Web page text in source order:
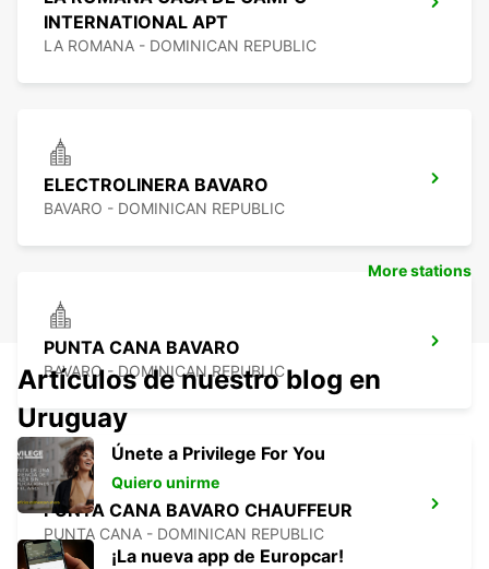
INTERNATIONAL APT
LA ROMANA - DOMINICAN REPUBLIC
ELECTROLINERA BAVARO
BAVARO - DOMINICAN REPUBLIC
PUNTA CANA BAVARO
BAVARO - DOMINICAN REPUBLIC
PUNTA CANA BAVARO CHAUFFEUR
PUNTA CANA - DOMINICAN REPUBLIC
More stations
Artículos de nuestro blog en
Uruguay
Únete a Privilege For You
Quiero unirme
¡La nueva app de Europcar!